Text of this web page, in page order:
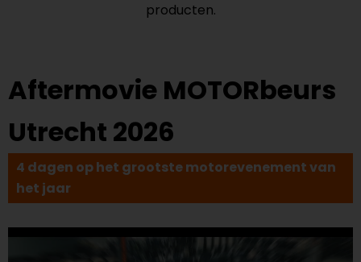
producten.
Aftermovie MOTORbeurs
Utrecht 2026
4 dagen op het grootste motorevenement van
het jaar